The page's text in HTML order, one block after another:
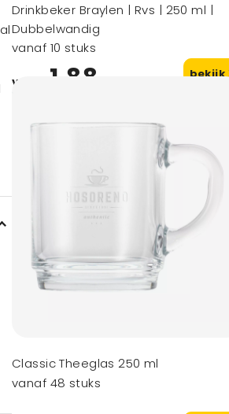
Drinkbeker Braylen | Rvs | 250 ml |
Dubbelwandig
vanaf 10 stuks
vanaf 1,88 bekijk
Classic Theeglas 250 ml
vanaf 48 stuks